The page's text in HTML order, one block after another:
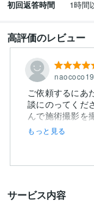
初回返答時間
1時間
高評価のレビュー
naococo19
ご依頼するにあ
談にのってくだ
んで施術撮影を
もっと見る
サービス内容